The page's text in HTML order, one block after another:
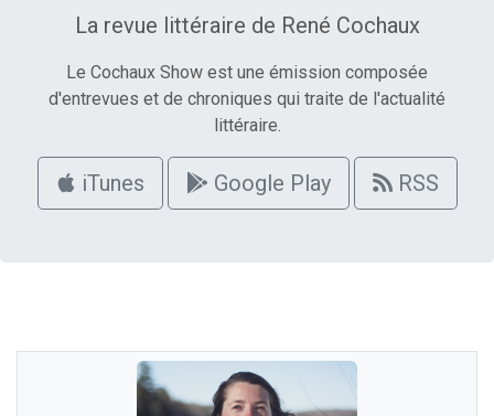
La revue littéraire de René Cochaux
Le Cochaux Show est une émission composée
d'entrevues et de chroniques qui traite de l'actualité
littéraire.
iTunes Google Play RSS